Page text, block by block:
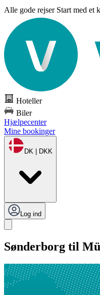
Alle gode rejser Start med et
Hoteller
Biler
Hjælpecenter
Mine bookinger
DK | DKK
Log ind
Sønderborg til